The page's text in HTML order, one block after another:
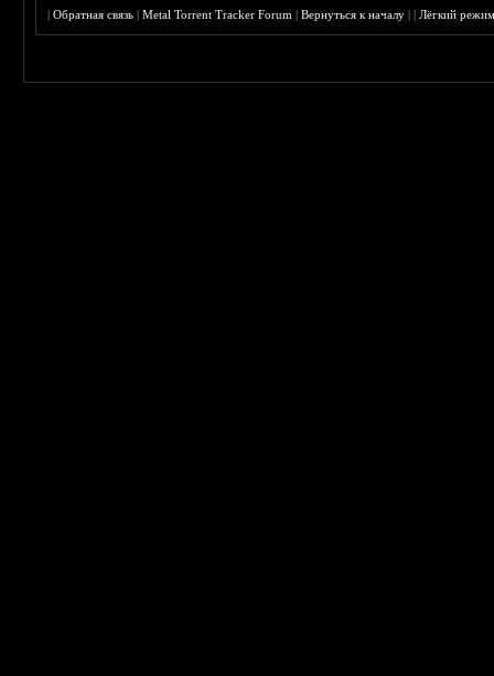
|Обратная связь |Metal Torrent Tracker Forum |Вернуться к началу ||Лёгкий